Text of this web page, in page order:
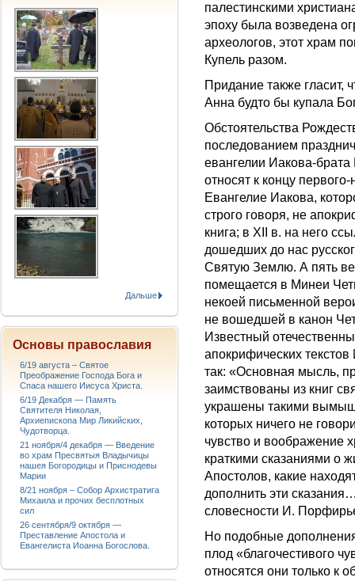
палестинскими
эпоху была возведена
археологов, этот храм
Купель разом.
Придание также гласит,
Анна будто бы купала
Обстоятельства
последованием
евангелии Иакова-
относят к концу
Евангелие Иакова,
строго говоря, не
книга; в XII в. на него
дошедших до нас
Святую Землю. А пять
помещается в Минеи
некоей письменной
не вошедшей в канон
Известный
апокрифических
так: «Основная мысль,
заимствованы из книг
украшены такими
которых ничего не
чувство и воображение
краткими сказаниями о
Апостолов, какие
дополнить эти
словесности И.
Но подобные
плод «благочестивого
относятся они только к
Дальше
Основы православия
6/19 августа – Святое
Преображение Господа Бога и
Спаса нашего Иисуса Христа.
6/19 Декабря — Память
Святителя Николая,
Архиепископа Мир Ликийских,
Чудотворца.
21 ноября/4 декабря — Введение
во храм Пресвятыя Владычицы
нашея Богородицы и Приснодевы
Марии
8/21 ноября – Собор Архистратига
Михаила и прочих бесплотных
сил
26 сентября/9 октября —
Преставление Апостола и
Евангелиста Иоанна Богослова.